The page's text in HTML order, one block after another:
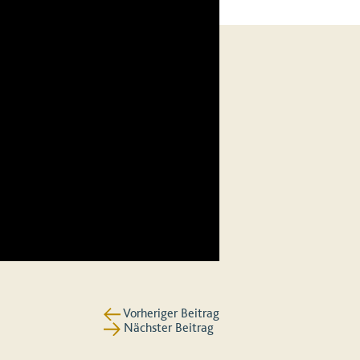
Vorheriger Beitrag
Nächster Beitrag